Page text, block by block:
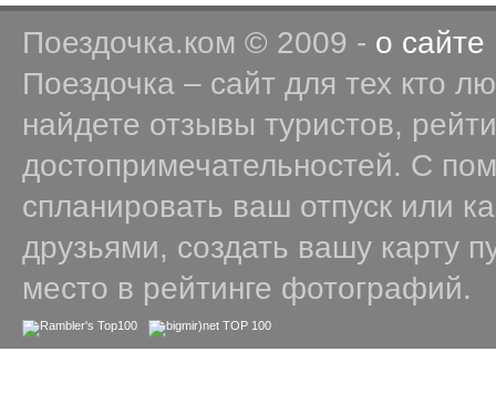
Поездочка.ком © 2009 - о сайте
Поездочка – сайт для тех кто
найдете отзывы туристов,
достопримечательностей. С
спланировать ваш отпуск или
друзьями, создать вашу карту
место в рейтинге фотографий.